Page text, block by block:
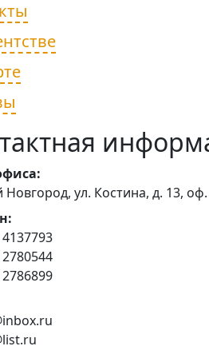
ул. Костина, д. 13,